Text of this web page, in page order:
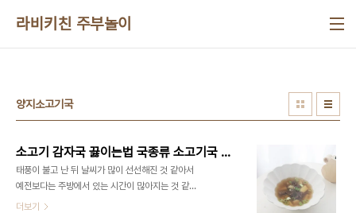
라비키친 주부놀이
양지소고기국
소고기 감자국 끓이는법 국종류 소고기국 한우양지
태풍이 불고 난 뒤 날씨가 많이 선선해진 것 같아서
예전보다는 주방에서 있는 시간이 많아지는 것 같아
요 ​ 오늘은 한우양지를 가지고 맛있는 국종류 소고기
더보기